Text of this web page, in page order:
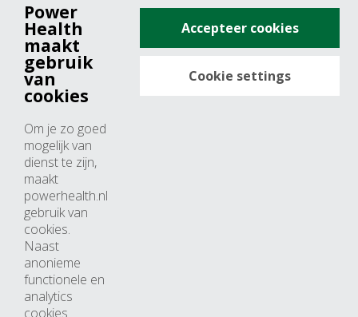
+31 (0)76 571 19 68
info@powerhealth.nl
Adresse
4817 ZH breda
Nederland
Horaires d’ouvertures
Du lundi au jeudi: 09:00 – 17:00
Vendredi: 09:00 – 15:00
Power
Health
maakt
gebruik
van
cookies
Om je zo goed
mogelijk van
dienst te zijn,
maakt
powerhealth.nl
gebruik van
cookies.
Naast
anonieme
functionele en
analytics
cookies
Accepteer cookies
Cookie settings